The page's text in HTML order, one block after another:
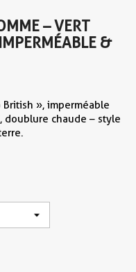
– VERT
&
», imperméable
doublure chaude – style